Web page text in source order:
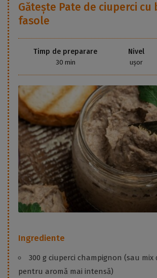
Gătește Pate de ciuperci cu
fasole
Timp de preparare
30 min
Nivel
ușor
Ingrediente
300 g ciuperci champignon (sau mix
pentru aromă mai intensă)